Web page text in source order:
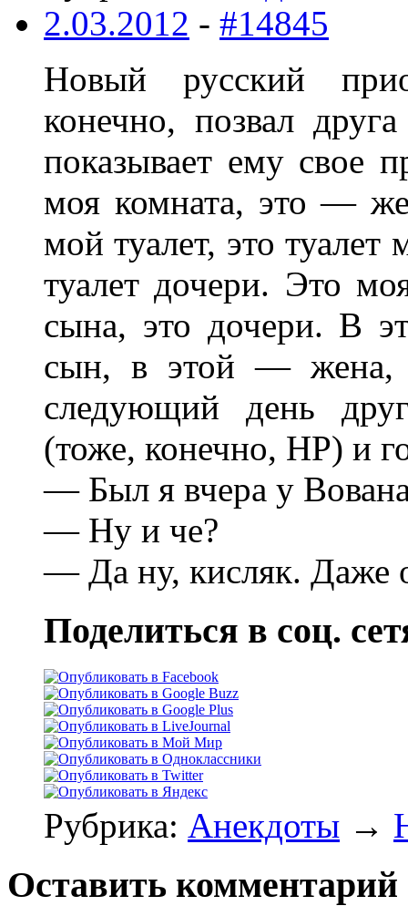
2.03.2012 - #14845
Новый русский
конечно, позвал
показывает ему свое
моя комната, это —
мой туалет, это
туалет дочери. Это
сына, это дочери. В
сын, в этой — жена,
следующий день
(тоже, конечно, НР) и
— Был я вчера у
— Ну и че?
— Да ну, кисляк. Даже
Поделиться в соц.
Рубрика: Анекдоты →
Оставить комментарий